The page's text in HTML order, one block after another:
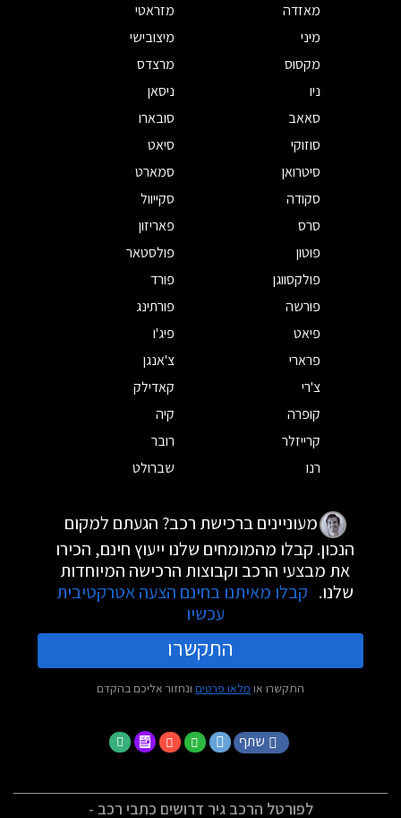
מאזדה
מזראטי
מיני
מיצובישי
מקסוס
מרצדס
ניו
ניסאן
סאאב
סובארו
סוזוקי
סיאט
סיטרואן
סמארט
סקודה
סקייוול
סרס
פאריזון
פוטון
פולסטאר
פולקסווגן
פורד
פורשה
פורתינג
פיאט
פיג'ו
פרארי
צ'אנגן
צ'רי
קאדילק
קופרה
קיה
קרייזלר
רובר
רנו
שברולט
מעוניינים ברכישת רכב? הגעתם למקום
הנכון. קבלו מהמומחים שלנו ייעוץ חינם, הכירו
את מבצעי הרכב וקבוצות הרכישה המיוחדות
שלנו. קבלו מאיתנו בחינם הצעה אטרקטיבית
עכשיו
התקשרו
התקשרו או מלאו פרטים ונחזור אליכם בהקדם
שתף
לפורטל הרכב גיר דרושים כתבי רכב -